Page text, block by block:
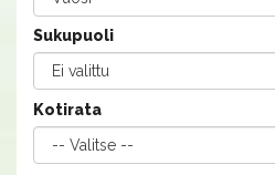
Sukupuoli
Kotirata